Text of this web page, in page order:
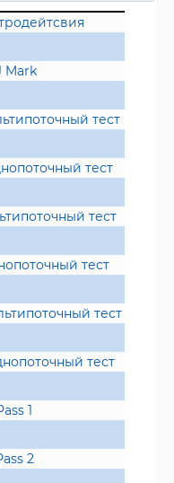
Mark
тест
тест
тест
тест
тест
тест
1
2